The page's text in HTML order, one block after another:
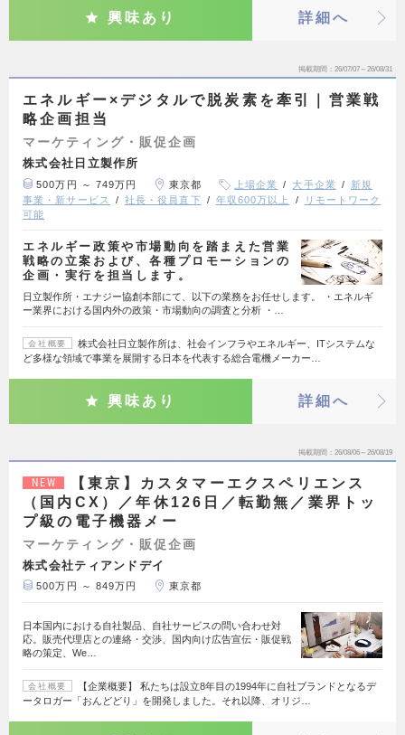
興味あり 詳細へ
掲載期間 26/07/07～26/08/31
エネルギー×デジタルで脱炭素を牽引｜営業戦
略企画担当
マーケティング・販促企画
株式会社日立製作所
500万円 ～ 749万円 東京都 上場企業 大手企業
新規
事業・新サービス
社長・役員直下 年収600万以上
リモートワーク
可能
エネルギー政策や市場動向を踏まえた営業
戦略の立案および、各種プロモーションの
企画・実行を担当します。
日立製作所・エナジー協創本部にて、以下の業務をお任せします。 ・エネルギ
ー業界における国内外の政策・市場動向の調査と分析 ・…
会社概要
株式会社日立製作所は、社会インフラやエネルギー、ITシステムな
ど多様な領域で事業を展開する日本を代表する総合電機メーカー…
興味あり 詳細へ
掲載期間 26/08/06～26/08/19
NEW
【東京】カスタマーエクスペリエンス
（国内CX）／年休126日／転勤無／業界トッ
プ級の電子機器メー
マーケティング・販促企画
株式会社ティアンドデイ
500万円 ～ 849万円 東京都
日本国内における自社製品、自社サービスの問い合わせ対
応。販売代理店との連絡・交渉、国内向け広告宣伝・販促戦
略の策定、We…
会社概要
【企業概要】 私たちは設立8年目の1994年に自社ブランドとなるデ
ータロガー「おんどどり」を開発しました。それ以降、オリジ…